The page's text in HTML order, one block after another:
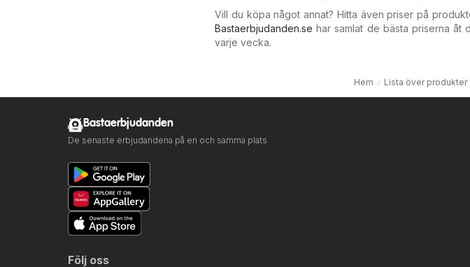
Vill du köpa något annat? Hitta även priser på
Bastaerbjudanden.se har samlat de bästa priserna åt
varje vecka.
Hem Lista över produkter
Bastaerbjudanden
De senaste erbjudandena på en och samma plats
Följ oss